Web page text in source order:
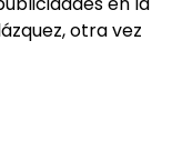
otra vez